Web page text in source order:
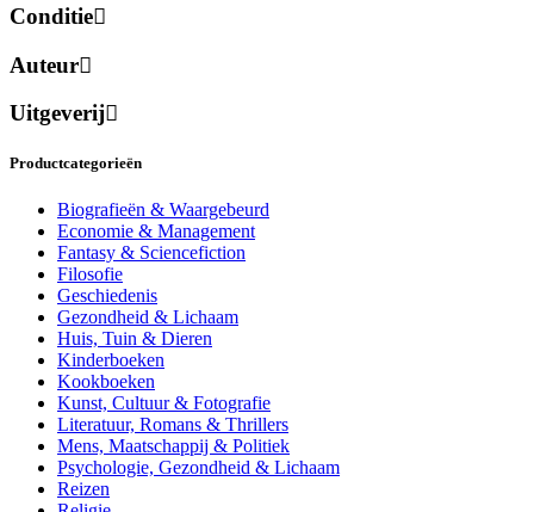
Conditie
Auteur
Uitgeverij
Productcategorieën
Biografieën & Waargebeurd
Economie & Management
Fantasy & Sciencefiction
Filosofie
Geschiedenis
Gezondheid & Lichaam
Huis, Tuin & Dieren
Kinderboeken
Kookboeken
Kunst, Cultuur & Fotografie
Literatuur, Romans & Thrillers
Mens, Maatschappij & Politiek
Psychologie, Gezondheid & Lichaam
Reizen